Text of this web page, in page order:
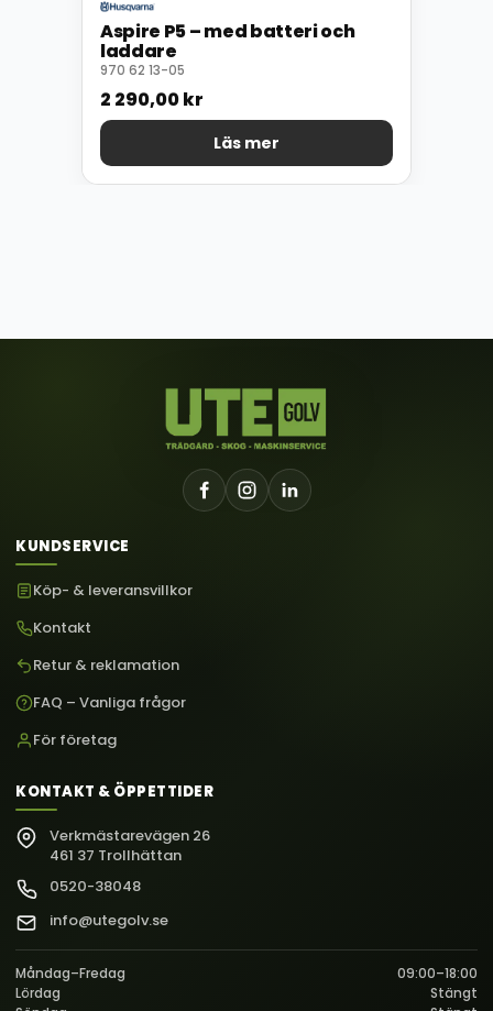
Aspire P5 – med batteri och
laddare
970 62 13-05
2 290,00kr
Läs mer
KUNDSERVICE
Köp- & leveransvillkor
Kontakt
Retur & reklamation
FAQ – Vanliga frågor
För företag
KONTAKT & ÖPPETTIDER
Verkmästarevägen 26
461 37 Trollhättan
0520-38048
info@utegolv.se
Måndag–Fredag
09:00–18:00
Lördag
Stängt